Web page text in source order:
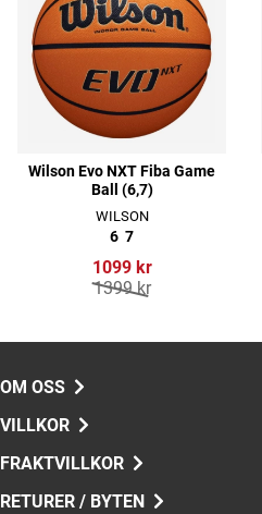
Wilson Evo NXT Fiba Game
Ball (6,7)
WILSON
6 7
1099 kr
1399 kr
OM OSS
VILLKOR
FRAKTVILLKOR
RETURER / BYTEN